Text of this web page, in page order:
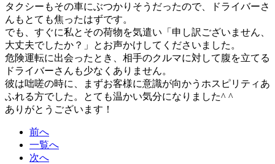
タクシーもその車にぶつかりそうだったので、ドライバーさ
んもとても焦ったはずです。
でも、すぐに私とその荷物を気遣い「申し訳ございません、
大丈夫でしたか？」とお声かけしてくださいました。
危険運転に出会ったとき、相手のクルマに対して腹を立てる
ドライバーさんも少なくありません。
彼は咄嗟の時に、まずお客様に意識が向かうホスピリティあ
ふれる方でした。とても温かい気分になりました^ ^
ありがとうございます！
前へ
一覧へ
次へ